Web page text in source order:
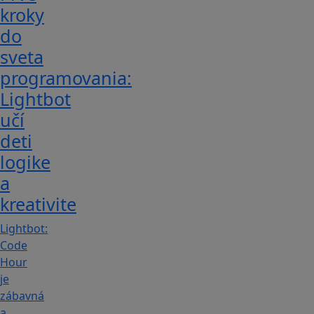
kroky
do
sveta
programovania:
Lightbot
učí
deti
logike
a
kreativite
Lightbot:
Code
Hour
je
zábavná